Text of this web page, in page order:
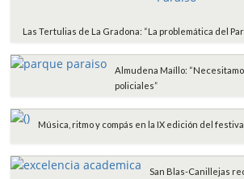
Las Tertulias de La Gradona: “La problemática del
Almudena Maíllo:
policiales”
Música, ritmo y compás en la IX edición del
San Blas-Canillejas